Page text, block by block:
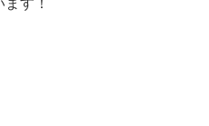
す！